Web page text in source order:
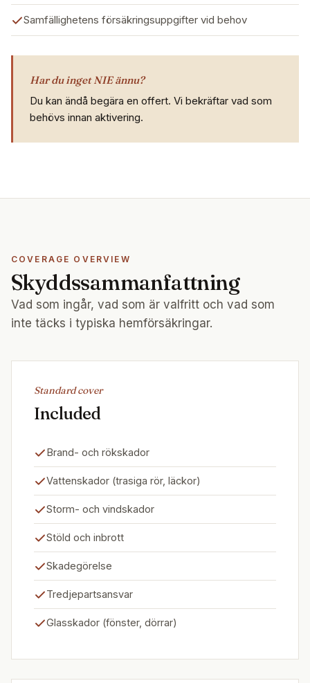
Samfällighetens försäkringsuppgifter vid behov
Har du inget NIE ännu?
Du kan ändå begära en offert. Vi bekräftar vad som
behövs innan aktivering.
COVERAGE OVERVIEW
Skyddssammanfattning
Vad som ingår, vad som är valfritt och vad som
inte täcks i typiska hemförsäkringar.
Standard cover
Included
Brand- och rökskador
Vattenskador (trasiga rör, läckor)
Storm- och vindskador
Stöld och inbrott
Skadegörelse
Tredjepartsansvar
Glasskador (fönster, dörrar)